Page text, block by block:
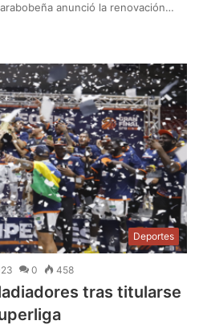
anunció la renovación…
Deportes
0 458
tras titularse